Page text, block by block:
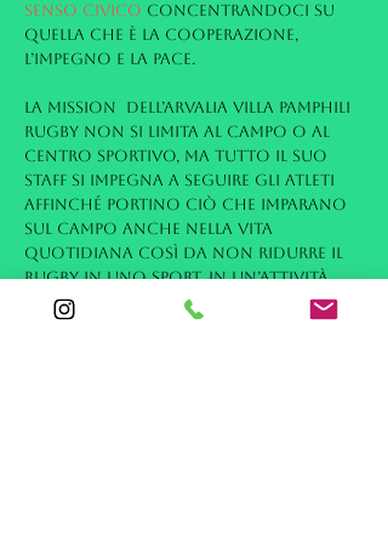
SENSO CIVICO concentrandoci su
quella che è la cooperazione,
l’impegno e la pace.
La mission dell’Arvalia Villa Pamphili
Rugby non si limita al campo o al
centro sportivo, ma tutto il suo
staff si impegna a seguire gli atleti
affinché portino ciò che imparano
sul campo anche nella vita
quotidiana così da non ridurre il
rugby in uno sport, in un’attività
fisica ma ad un vero e proprio stile
di vita